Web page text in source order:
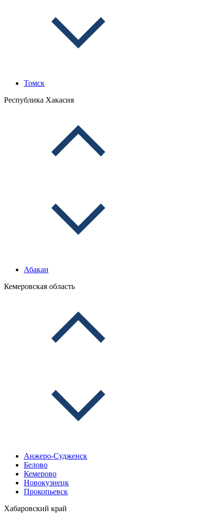
Томск
Республика Хакасия
Абакан
Кемеровская область
Анжеро-Судженск
Белово
Кемерово
Новокузнецк
Прокопьевск
Хабаровский край